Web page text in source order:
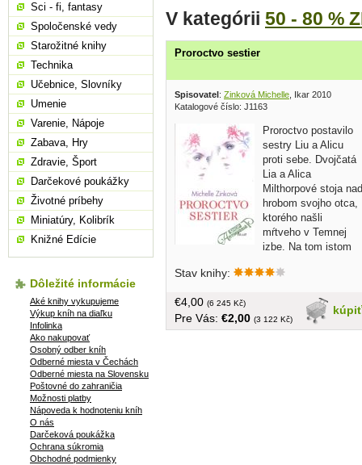
V kategórii 50 - 80 %
Proroctvo sestier
Spisovatel: Zinková Michelle , Ikar 2010
Katalogové číslo: J1163
Proroctvo postavilo
sestry Liu a Alicu
proti sebe. Dvojčatá
Lia a Alica
Milthorpové stoja nad
hrobom svojho otca,
ktorého našli
mŕtveho v Temnej
izbe. Na tom istom
okolností pred rokmi umrela aj ich
rovnaké, povahovo je každá iná.... tvrdá
väzba, obal, 295 strán
Stav knihy:
kúpiť
€4,00 (6 245 Kč)
Pre Vás: €2,00 (3 122 Kč)
Sci - fi, fantasy
Spoločenské vedy
Starožitné knihy
Technika
Učebnice, Slovníky
Umenie
Varenie, Nápoje
Zabava, Hry
Zdravie, Šport
Darčekové poukážky
Životné príbehy
Miniatúry, Kolibrík
Knižné Edície
Dôležité informácie
Aké knihy vykupujeme
Výkup kníh na diaľku
Infolinka
Ako nakupovať
Osobný odber kníh
Odberné miesta v Čechách
Odberné miesta na Slovensku
Poštovné do zahraničia
Možnosti platby
Nápoveda k hodnoteniu kníh
O nás
Darčeková poukážka
Ochrana súkromia
Obchodné podmienky